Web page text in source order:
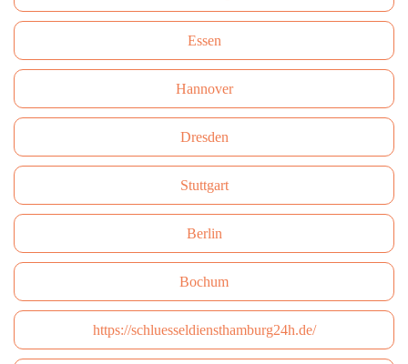
Essen
Hannover
Dresden
Stuttgart
Berlin
Bochum
https://schluesseldiensthamburg24h.de/